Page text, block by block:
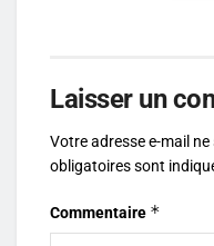
Laisser un
Votre adresse e-mail
obligatoires sont
Commentaire *